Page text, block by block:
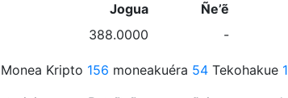
Jogua Ñe’ẽ
388.0000 -
Monea Kripto 156 moneakuéra 54Tekohakue